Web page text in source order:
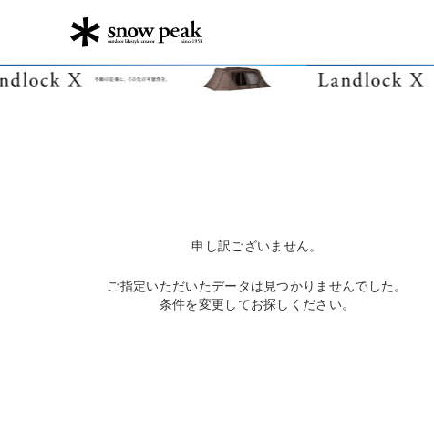
申し訳ございません。
ご指定いただいたデータは見つかりませんでした。
条件を変更してお探しください。